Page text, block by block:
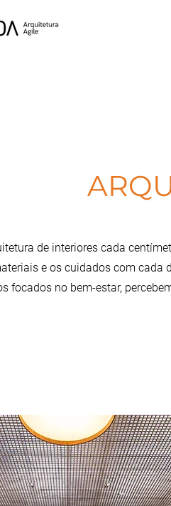
de interiores cada
e os cuidados com cada
focados no bem-estar,